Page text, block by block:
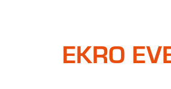
EKRO